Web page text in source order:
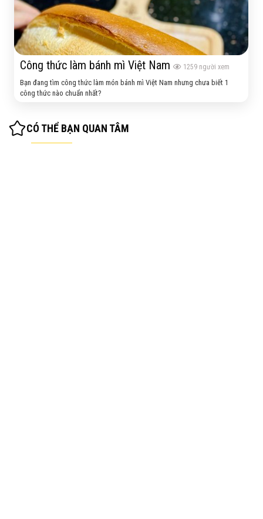
Công thức làm bánh mì Việt Nam 1259 người xem
Bạn đang tìm công thức làm món bánh mì Việt Nam nhưng chưa biết 1
công thức nào chuẩn nhất?
CÓ THỂ BẠN QUAN TÂM